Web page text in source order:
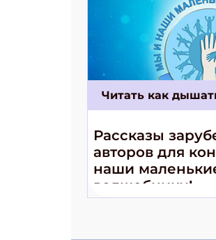
Читать как
Рассказы
авторов для
наши
волшебники!»